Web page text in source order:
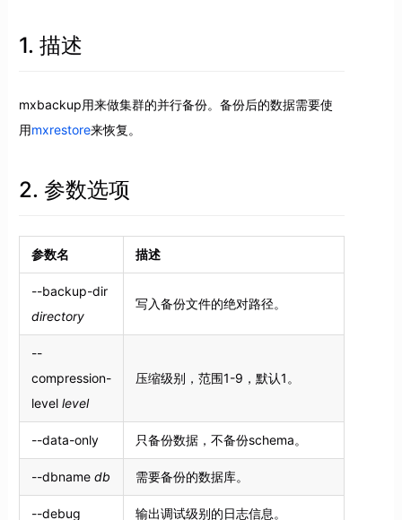
1. 描述
mxbackup用来做集群的并行备份。备份后的数据需要使
用mxrestore来恢复。
2. 参数选项
参数名 描述
--backup-dir
directory
写入备份文件的绝对路径。
--
compression-
level level
压缩级别，范围1-9，默认1。
--data-only 只备份数据，不备份schema。
--dbname db 需要备份的数据库。
--debug 输出调试级别的日志信息。